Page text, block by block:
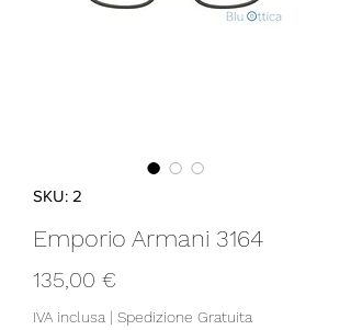
SKU: 2
Emporio Armani 3164
135,00 €
IVA inclusa | Spedizione Gratuita